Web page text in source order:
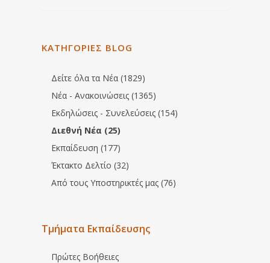
ΚΑΤΗΓΟΡΙΕΣ BLOG
Δείτε όλα τα Νέα (1829)
Νέα - Ανακοινώσεις (1365)
Εκδηλώσεις - Συνελεύσεις (154)
Διεθνή Νέα (25)
Εκπαίδευση (177)
Έκτακτο Δελτίο (32)
Από τους Υποστηρικτές μας (76)
Τμήματα Εκπαίδευσης
Πρώτες Βοήθειες